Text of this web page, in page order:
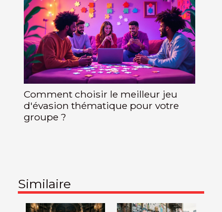
Comment choisir le meilleur jeu
d'évasion thématique pour votre
groupe ?
Similaire